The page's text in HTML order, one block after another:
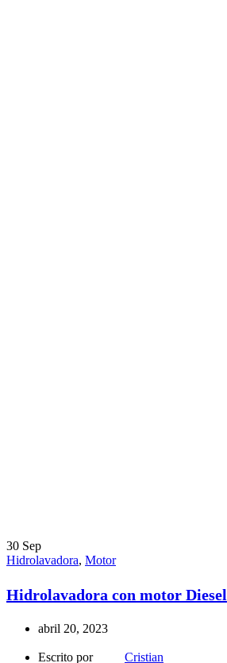
30 Sep
Hidrolavadora, Motor
Hidrolavadora con motor Diesel
abril 20, 2023
Escrito por
Cristian